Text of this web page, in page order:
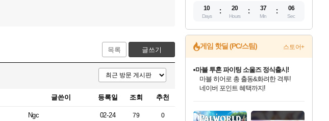
목록 글쓰기
글쓴이 등록일 조회 추천
Ngc 02-24 79 0
10
Days
20
Hours
37
Min
06
Sec
게임 핫딜 (PC/스팀) 스토어+
최대 90% 할인가를 만나보세요!
네이버혜택과 함께 만나보세요!
50%할인&추가 적립까지!
마블 투혼 파이팅 소울즈 정식출시!
마블 히어로 총 출동&화려한 격투!
네이버 포인트 혜택까지!
이니&베니 혜택까지!
네이버 혜택가와 함께 예약하세요!
할인&네이버혜택으로 만나보세요!
네이버페이 혜택과 만나보세요!
40주년 프로모션으로 만나보세요!
할인가에 만나보세요!
일부 에디션 상시 할인!
혜택으로 예약 판매 중
편안하게 충전하세요